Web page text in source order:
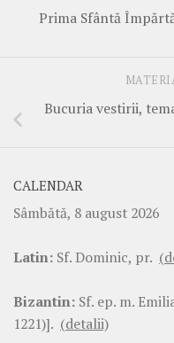
Prima Sfântă
Bucuria vestirii,
CALENDAR
Sâmbătă, 8 august 2026
Latin: Sf. Dominic, pr.
Bizantin: Sf. ep. m.
1221)]. (detalii)